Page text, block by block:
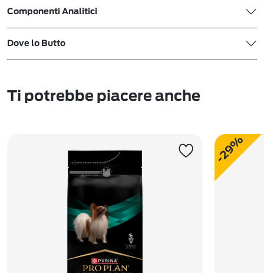
Componenti Analitici
Dove lo Butto
Ti potrebbe piacere anche
-29%